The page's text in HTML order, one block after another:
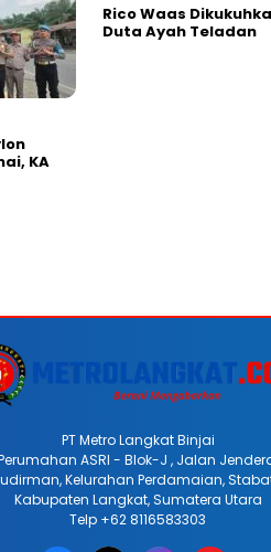
KA
Rico Waas
Duta Ayah Teladan
PT Metro Langkat Binjai
ASRI - Blok-J , Jalan
Kelurahan Perdamaian,
Kabupaten Langkat, Sumatera Utara
Telp +62 8116583303